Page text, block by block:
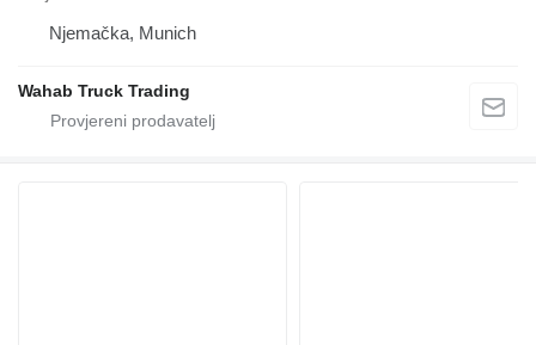
Njemačka, Munich
Wahab Truck Trading